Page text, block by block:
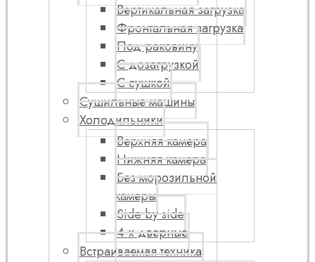
Вертикальная загрузка
Фронтальная загрузка
Под раковину
С дозагрузкой
С сушкой
Сушильные машины
Холодильники
Верхняя камера
Нижняя камера
Без морозильной
камеры
Side by side
4-х дверные
Встраиваемая техника